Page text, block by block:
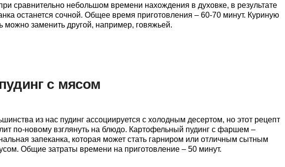
сравнительно небольшом времени нахождения в духовке, в результате
останется сочной. Общее время приготовления – 60-70 минут. Куриную
можно заменить другой, например, говяжьей.
с мясом
из нас пудинг ассоциируется с холодным десертом, но этот рецепт
по-новому взглянуть на блюдо. Картофельный пудинг с фаршем –
запеканка, которая может стать гарниром или отличным сытным
Общие затраты времени на приготовление – 50 минут.